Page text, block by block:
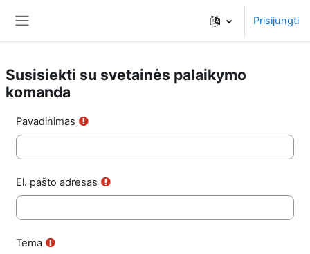
Prisijungti
Susisiekti su svetainės palaikymo
komanda
Pavadinimas
El. pašto adresas
Tema